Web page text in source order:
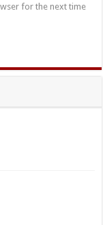
for the next time